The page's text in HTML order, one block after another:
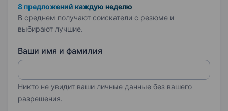
8 предложений каждую неделю
В среднем получают соискатели с резюме и
выбирают лучшие.
Ваши имя и фамилия
Никто не увидит ваши личные данные без вашего
разрешения.